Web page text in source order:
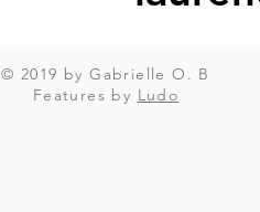
© 2019 by Gabrielle O. B
Features by Ludo